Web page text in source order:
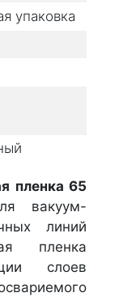
упаковка
пленка 65
вакуум-
линий
пленка
слоев